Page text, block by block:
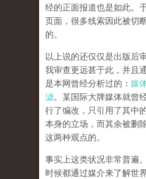
经的正面报道也是如此。
页面， 很多线索因此被切
的。
以上说的还仅仅是出版后
我审查更远甚于此，并且
是本网曾经分析过的： 媒
滤。某国际大牌媒体就曾
行了编改，只引用了其中
本身的立场，而其余被删
这两种观点的。
事实上这类状况非常普遍
时候都通过媒介来了解世